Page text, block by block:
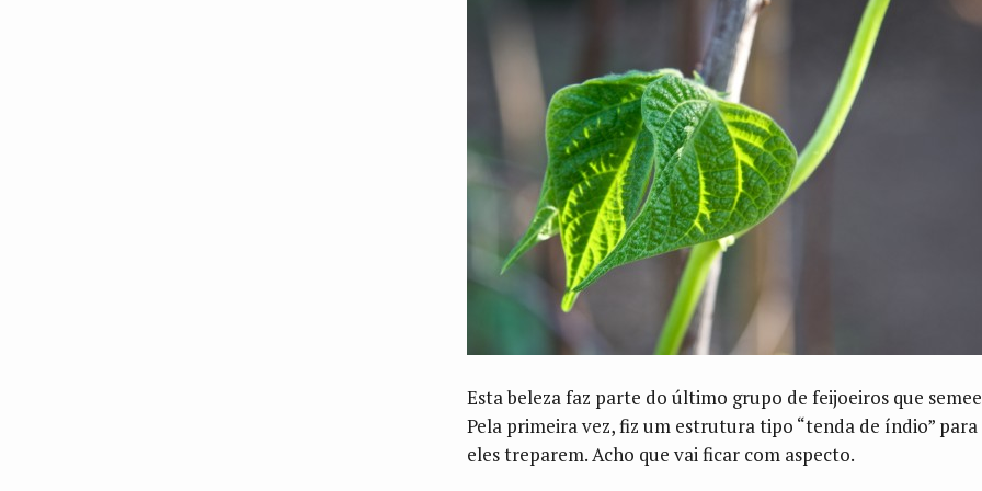
Esta beleza faz parte do último grupo de feijoeiros que
Pela primeira vez, fiz um estrutura tipo “tenda de índio” para
eles treparem. Acho que vai ficar com aspecto.